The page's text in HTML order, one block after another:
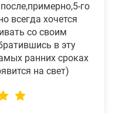
го
всегда хочется
со своим
в эту
ранних сроках
на свет)